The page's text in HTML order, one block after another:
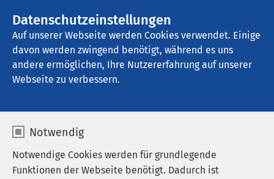
Datenschutzeinstellungen
Auf unserer Webseite werden Cookies verwendet. Einige
davon werden zwingend benötigt, während es uns
andere ermöglichen, Ihre Nutzererfahrung auf unserer
Webseite zu verbessern.
Notwendig
Notwendige Cookies werden für grundlegende
Funktionen der Webseite benötigt. Dadurch ist
AMEOS Poliklinikum Haldensleben
Ergebnisse Ihrer Suche